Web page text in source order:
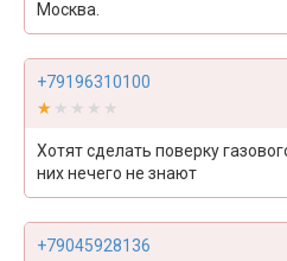
Москва.
+79196310100
★★★★★
★★★★★
Хотят сделать поверку
них нечего не знают
+79045928136